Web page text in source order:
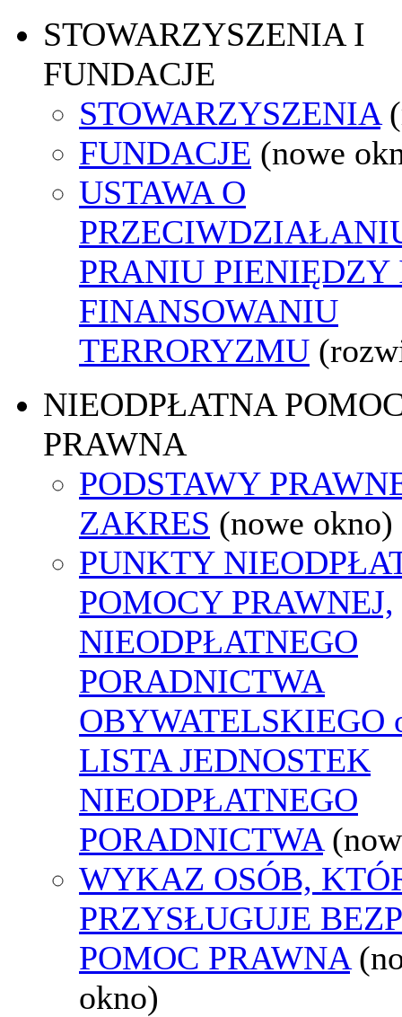
STOWARZYSZENIA I
FUNDACJE
STOWARZYSZENIA
FUNDACJE (nowe
USTAWA O
PRANIU PIENIĘDZY
FINANSOWANIU
TERRORYZMU
NIEODPŁATNA
PRAWNA
PODSTAWY
ZAKRES (nowe okno)
PUNKTY
POMOCY PRAWNEJ,
NIEODPŁATNEGO
PORADNICTWA
OBYWATELSKIEGO
LISTA JEDNOSTEK
NIEODPŁATNEGO
PORADNICTWA
WYKAZ OSÓB,
PRZYSŁUGUJE
POMOC PRAWNA
okno)